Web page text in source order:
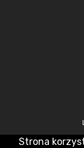
Strona